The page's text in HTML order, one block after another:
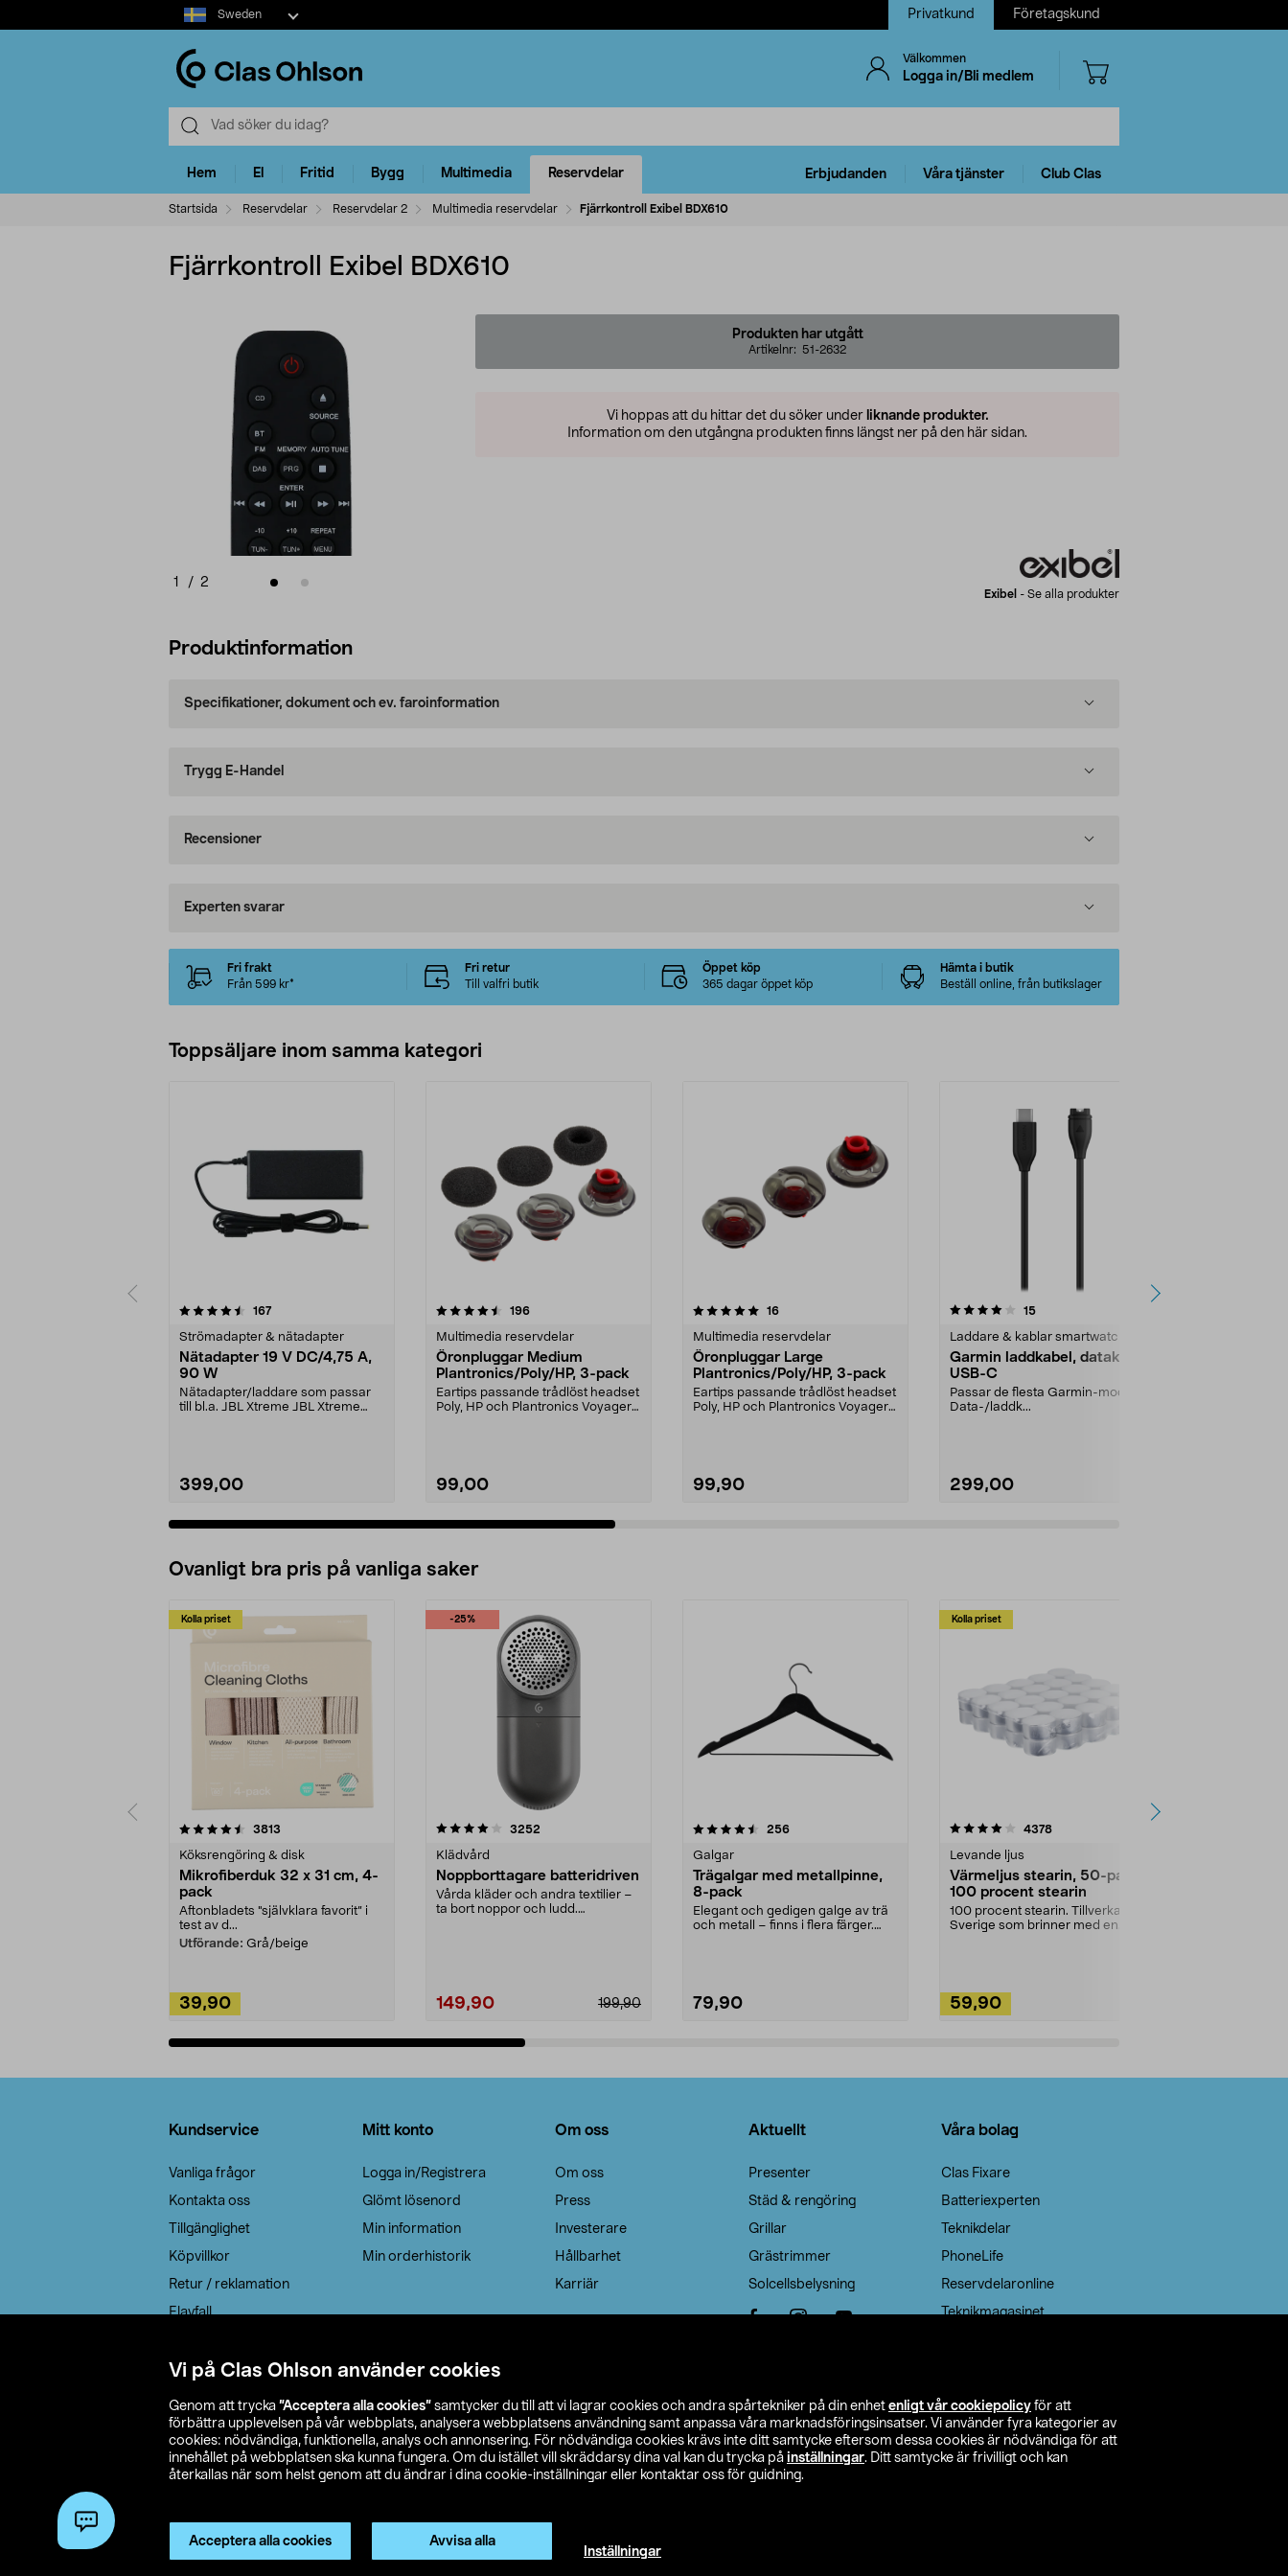
Vi på Clas Ohlson använder cookies
Genom att trycka ”Acceptera alla cookies” samtycker du till att vi lagrar cookies och andra spårtekniker på din enhet enligt vår cookiepolicy för att
förbättra upplevelsen på vår webbplats, analysera webbplatsens användning samt anpassa våra marknadsföringsinsatser. Vi använder fyra kategorier av
cookies: nödvändiga, funktionella, analys och annonsering. För nödvändiga cookies krävs inte ditt samtycke eftersom dessa cookies är nödvändiga för att
innehållet på webbplatsen ska kunna fungera. Om du istället vill skräddarsy dina val kan du trycka på inställningar. Ditt samtycke är frivilligt och kan
återkallas när som helst genom att du ändrar i dina cookie-inställningar eller kontaktar oss för guidning.
Acceptera alla cookies Avvisa alla
Inställningar
Select
market
Sweden Privatkund Företagskund
Välkommen
Logga in/Bli medlem
Hem El Fritid Bygg Multimedia Reservdelar Erbjudanden Våra tjänster Club Clas
Startsida Reservdelar Reservdelar 2 Multimedia reservdelar Fjärrkontroll Exibel BDX610
Fjärrkontroll Exibel BDX610
1 / 2
Produkten har utgått
Artikelnr: 51-2632
Vi hoppas att du hittar det du söker under liknande produkter.
Information om den utgångna produkten finns längst ner på den här sidan.
Exibel - Se alla produkter
Produktinformation
Specifikationer, dokument och ev. faroinformation
Trygg E-Handel
Recensioner
Experten svarar
Fri frakt
Från 599 kr*
Fri retur
Till valfri butik
Öppet köp
365 dagar öppet köp
Hämta i butik
Beställ online, från butikslager
Toppsäljare inom samma kategori
167recensioner
Strömadapter & nätadapter
Nätadapter 19 V DC/4,75 A,
90 W
Nätadapter/laddare som passar
till bl.a. JBL Xtreme JBL Xtreme
399,00
4.5 av 5 stjärnor 196recensioner
Multimedia reservdelar
Öronpluggar Medium
Plantronics/Poly/HP, 3-pack
Eartips passande trådlöst headset
Poly, HP och Plantronics Voyager
99,00
5.0 av 5 stjärnor 16recensioner
Multimedia reservdelar
Öronpluggar Large
Plantronics/Poly/HP, 3-pack
Eartips passande trådlöst headset
Poly, HP och Plantronics Voyager
99,90
4.0 av 5 stjärnor 15recensioner
Laddare & kablar smartwatches
Garmin laddkabel, datakabel
USB-C
Passar de flesta Garmin-modeller.
Data-/laddk...
299,00
4.5 av 5 stjärnor
Ovanligt bra pris på vanliga saker
Kolla priset
3813
Köksrengöring & disk
Mikrofiberduk 32 x 31 cm, 4-
pack
Aftonbladets "självklara favorit” i
test av d...
Utförande: Grå/beige
39,90
-25%
4.0av 5 stjärnor 3252
Klädvård
Noppborttagare batteridriven
Vårda kläder och andra textilier –
ta bort noppor och ludd.
199,90
149,90
4.5av 5 stjärnor 256recensioner
Galgar
Trägalgar med metallpinne,
8-pack
Elegant och gedigen galge av trä
och metall – finns i flera färger.
79,90
Kolla priset
4.0av 5 stjärnor 4378recensioner
Levande ljus
Värmeljus stearin, 50-pack,
100 procent stearin
100 procent stearin. Tillverkade i
Sverige som brinner med en
59,90
4.5av 5 stjärnor
Kundservice
Vanliga frågor
Kontakta oss
Tillgänglighet
Köpvillkor
Retur / reklamation
Elavfall
Leveransalternativ
Mitt konto
Logga in/Registrera
Glömt lösenord
Min information
Min orderhistorik
Om oss
Om oss
Press
Investerare
Hållbarhet
Karriär
Aktuellt
Presenter
Städ & rengöring
Grillar
Grästrimmer
Solcellsbelysning
Våra bolag
Clas Fixare
Batteriexperten
Teknikdelar
PhoneLife
Reservdelaronline
Teknikmagasinet